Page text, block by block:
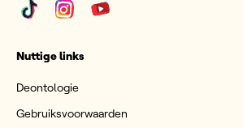
Nuttige links
Deontologie
Gebruiksvoorwaarden